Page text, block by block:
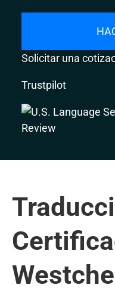
Solicitar una
Trustpilot